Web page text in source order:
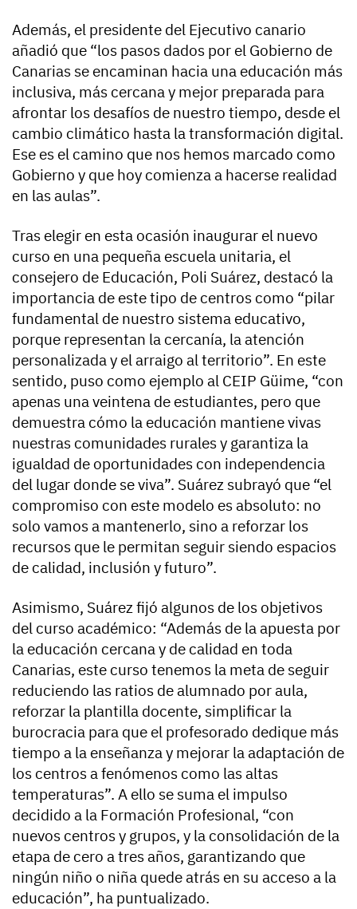
Además, el presidente del Ejecutivo canario
añadió que “los pasos dados por el Gobierno de
Canarias se encaminan hacia una educación más
inclusiva, más cercana y mejor preparada para
afrontar los desafíos de nuestro tiempo, desde el
cambio climático hasta la transformación digital.
Ese es el camino que nos hemos marcado como
Gobierno y que hoy comienza a hacerse realidad
en las aulas”.
Tras elegir en esta ocasión inaugurar el nuevo
curso en una pequeña escuela unitaria, el
consejero de Educación, Poli Suárez, destacó la
importancia de este tipo de centros como “pilar
fundamental de nuestro sistema educativo,
porque representan la cercanía, la atención
personalizada y el arraigo al territorio”. En este
sentido, puso como ejemplo al CEIP Güime, “con
apenas una veintena de estudiantes, pero que
demuestra cómo la educación mantiene vivas
nuestras comunidades rurales y garantiza la
igualdad de oportunidades con independencia
del lugar donde se viva”. Suárez subrayó que “el
compromiso con este modelo es absoluto: no
solo vamos a mantenerlo, sino a reforzar los
recursos que le permitan seguir siendo espacios
de calidad, inclusión y futuro”.
Asimismo, Suárez fijó algunos de los objetivos
del curso académico: “Además de la apuesta por
la educación cercana y de calidad en toda
Canarias, este curso tenemos la meta de seguir
reduciendo las ratios de alumnado por aula,
reforzar la plantilla docente, simplificar la
burocracia para que el profesorado dedique más
tiempo a la enseñanza y mejorar la adaptación de
los centros a fenómenos como las altas
temperaturas”. A ello se suma el impulso
decidido a la Formación Profesional, “con
nuevos centros y grupos, y la consolidación de la
etapa de cero a tres años, garantizando que
ningún niño o niña quede atrás en su acceso a la
educación”, ha puntualizado.